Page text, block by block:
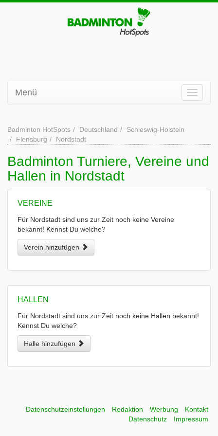
Menü
Badminton HotSpots Deutschland
Schleswig-Holstein
Flensburg
Nordstadt
Badminton Turniere, Vereine und
Hallen in Nordstadt
VEREINE
Für Nordstadt sind uns zur Zeit noch keine Vereine
bekannt! Kennst Du welche?
Verein hinzufügen
HALLEN
Für Nordstadt sind uns zur Zeit noch keine Hallen bekannt!
Kennst Du welche?
Halle hinzufügen
Datenschutzeinstellungen Redaktion Werbung
Kontakt
Datenschutz
Impressum